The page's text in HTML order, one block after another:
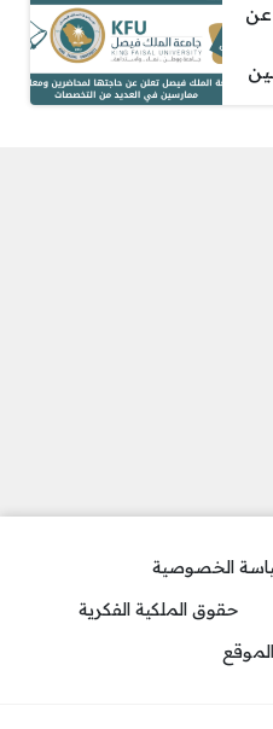
عن
الخصوصية
حقوق الملكية الفكرية